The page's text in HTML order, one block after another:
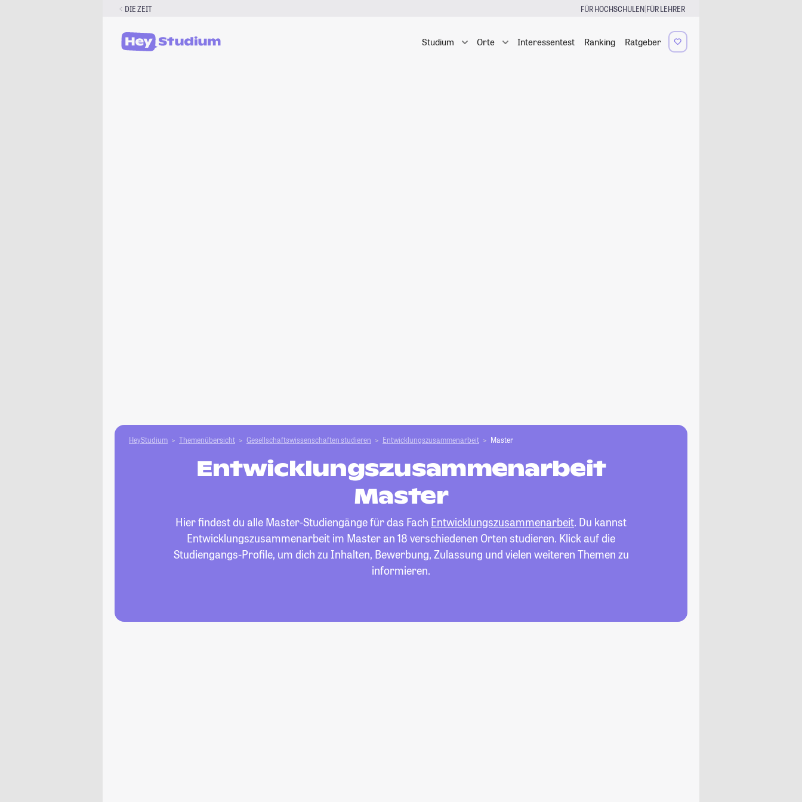
DIE ZEIT FÜR HOCHSCHULEN|FÜR LEHRER
Studium Orte Interessentest Ranking Ratgeber
HeyStudium Themenübersicht Gesellschafts­­wissenschaften studieren Entwicklungszusammenarbeit Master
Entwicklungszusammenarbeit
Master
Hier findest du alle Master-Studiengänge für das Fach Entwicklungszusammenarbeit. Du kannst
Entwicklungszusammenarbeit im Master an 18 verschiedenen Orten studieren. Klick auf die
Studiengangs-Profile, um dich zu Inhalten, Bewerbung, Zulassung und vielen weiteren Themen zu
informieren.